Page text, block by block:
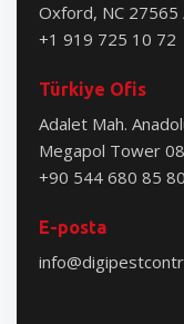
Oxford, NC 27565
+1 919 725 10 72
Türkiye Ofis
Adalet Mah.
Megapol Tower
+90 544 680 85 80
E-posta